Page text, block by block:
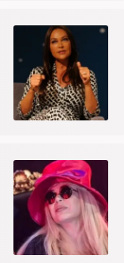
etmektedir.